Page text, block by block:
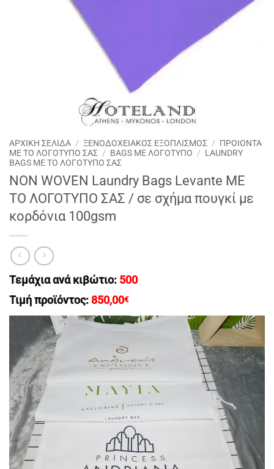
ΑΡΧΙΚΉ ΣΕΛΊΔΑ / ΞΕΝΟΔΟΧΕΙΑΚΟΣ ΕΞΟΠΛΙΣΜΟΣ / ΠΡΟΙΟΝΤΑ
ΜΕ ΤΟ ΛΟΓΟΤΥΠΟ ΣΑΣ / BAGS ΜΕ ΛΟΓΟΤΥΠΟ / LAUNDRY
BAGS ΜΕ ΤΟ ΛΟΓΟΤΥΠΟ ΣΑΣ
NON WOVEN Laundry Bags Levante ME
TO ΛΟΓΟΤΥΠΟ ΣΑΣ / σε σχήμα πουγκί με
κορδόνια 100gsm
Τεμάχια ανά κιβώτιο: 500
Τιμή προϊόντος: 850,00€